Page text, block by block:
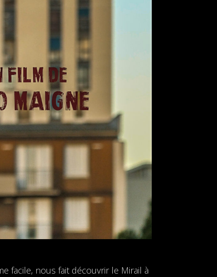
facile, nous fait découvrir le Mirail à